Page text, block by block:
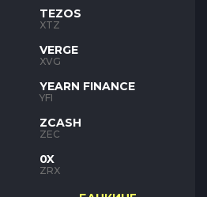
TEZOS
XTZ
VERGE
XVG
YEARN FINANCE
YFI
ZCASH
ZEC
0X
ZRX